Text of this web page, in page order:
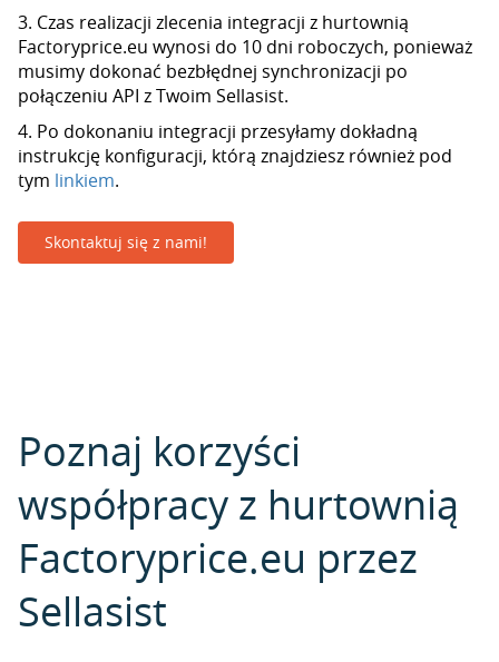
3. Czas realizacji zlecenia integracji z hurtownią
Factoryprice.eu wynosi do 10 dni roboczych, ponieważ
musimy dokonać bezbłędnej synchronizacji po
połączeniu API z Twoim Sellasist.
4. Po dokonaniu integracji przesyłamy dokładną
instrukcję konfiguracji, którą znajdziesz również pod
tym linkiem.
Skontaktuj się z nami!
Poznaj korzyści
współpracy z hurtownią
Factoryprice.eu przez
Sellasist